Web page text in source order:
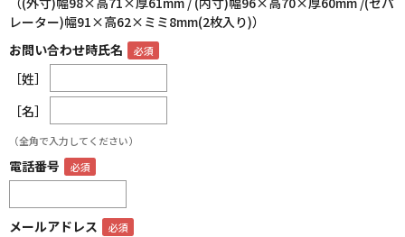
レーター)幅91×高62×ミミ8mm(2枚入り)）
お問い合わせ時氏名
［姓］
［名］
（全角で入力してください）
電話番号
メールアドレス